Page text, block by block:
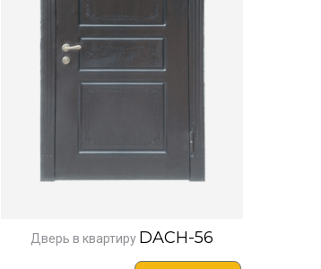
Дверь в квартиру DACH-56